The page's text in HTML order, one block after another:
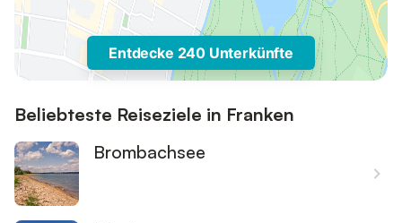
Entdecke 240 Unterkünfte
Beliebteste Reiseziele in Franken
Brombachsee